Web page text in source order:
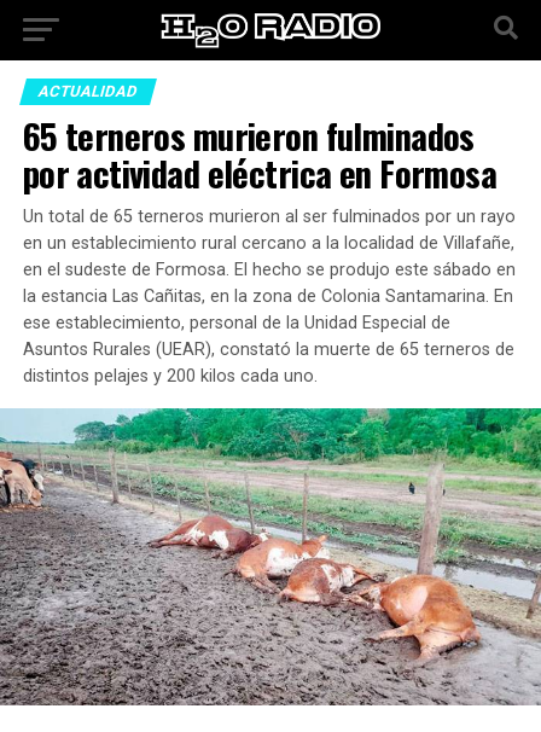
ACTUALIDAD
65 terneros murieron fulminados
por actividad eléctrica en Formosa
Un total de 65 terneros murieron al ser fulminados por un rayo
en un establecimiento rural cercano a la localidad de Villafañe,
en el sudeste de Formosa. El hecho se produjo este sábado en
la estancia Las Cañitas, en la zona de Colonia Santamarina. En
ese establecimiento, personal de la Unidad Especial de
Asuntos Rurales (UEAR), constató la muerte de 65 terneros de
distintos pelajes y 200 kilos cada uno.